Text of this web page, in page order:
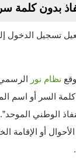
بدون كلمة سر
تسجيل الدخول
نظام نور
السر أو اسم
الوطني الموحد”.
أو الإقامة